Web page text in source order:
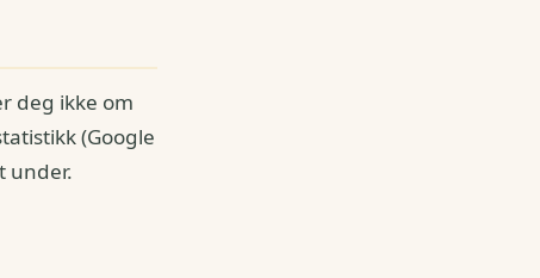
deg ikke om
(Google
under.